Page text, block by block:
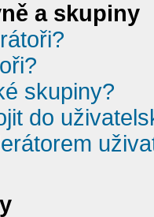
a skupiny
skupiny?
do